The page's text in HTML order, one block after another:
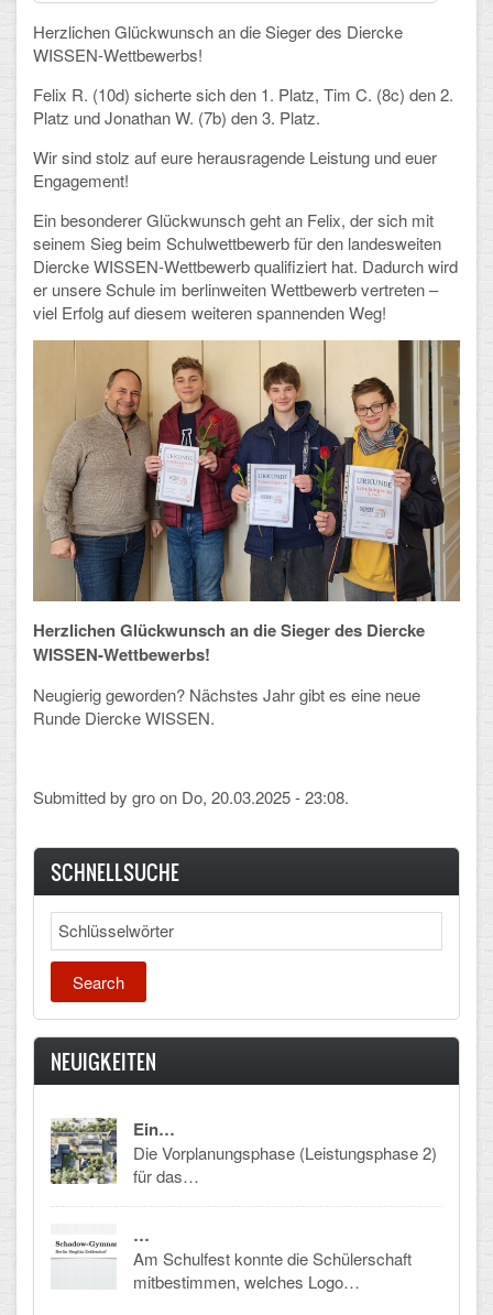
Schulalbum
SCHULLEBEN
Schulleitung
Schülervertretung
Gesamtelternvertretung
Ganztagsschule
Schulsozialarbeit
Berufsorientierung
Arbeitsgemeinschaften
Klima-Projekt
Förderverein
Ehemalige
FÄCHER
Deutsch und Fremdsprachen
Ethik, Philosophie und Religion
Mathematik, Informatik und Naturwissenschaften
Musische Fächer
Sport
ORGANISATION
Abitur
Kurswahl 10. Kl.
Herzlichen Glückwunsch an die Sieger des Diercke
WISSEN-Wettbewerbs!
Felix R. (10d) sicherte sich den 1. Platz, Tim C. (8c) den 2.
Platz und Jonathan W. (7b) den 3. Platz.
Wir sind stolz auf eure herausragende Leistung und euer
Engagement!
Ein besonderer Glückwunsch geht an Felix, der sich mit
seinem Sieg beim Schulwettbewerb für den landesweiten
Diercke WISSEN-Wettbewerb qualifiziert hat. Dadurch wird
er unsere Schule im berlinweiten Wettbewerb vertreten –
viel Erfolg auf diesem weiteren spannenden Weg!
Herzlichen Glückwunsch an die Sieger des Diercke
WISSEN-Wettbewerbs!
Neugierig geworden? Nächstes Jahr gibt es eine neue
Runde Diercke WISSEN.
Submitted by groon Do, 20.03.2025 - 23:08.
SCHNELLSUCHE
Search
NEUIGKEITEN
Ein…
Die Vorplanungsphase (Leistungsphase 2)
für das…
…
Am Schulfest konnte die Schülerschaft
mitbestimmen, welches Logo…